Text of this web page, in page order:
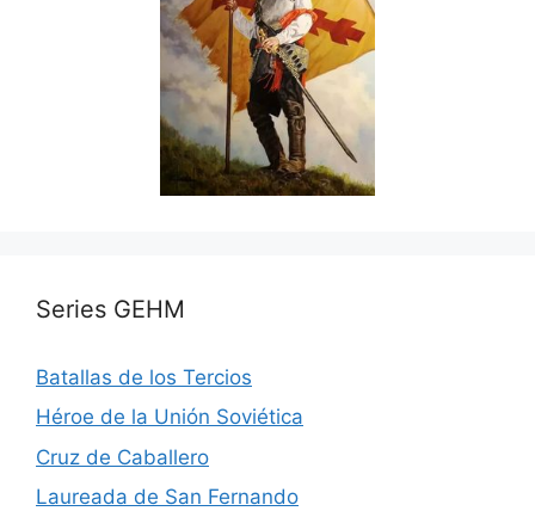
Series GEHM
Batallas de los Tercios
Héroe de la Unión Soviética
Cruz de Caballero
Laureada de San Fernando